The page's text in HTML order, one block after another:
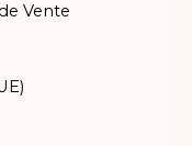
Vente